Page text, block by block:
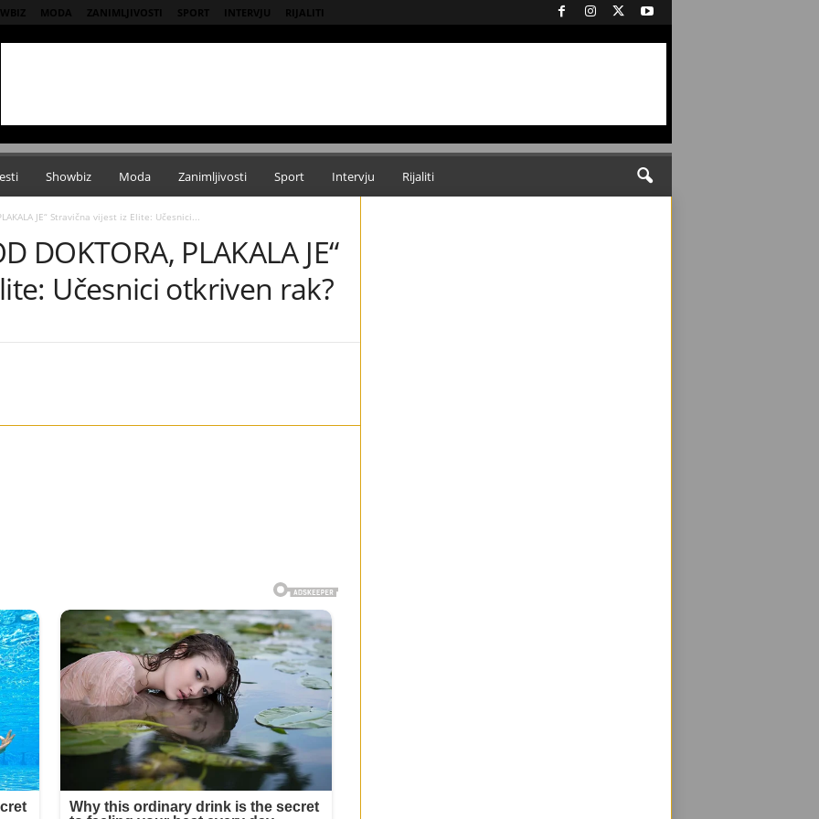
MODA ZANIMLJIVOSTI SPORT INTERVJU RIJALITI
Showbiz Moda Zanimljivosti Sport Intervju Rijaliti
JE“ Stravična vijest iz Еlite: Učesnici...
DOKTORA, PLAKALA JE“
Učesnici otkriven rak?